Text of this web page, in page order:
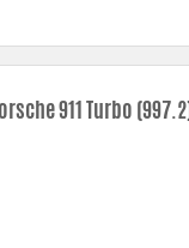
Radien geben bessere
den Luftfilter gut
911 Turbo